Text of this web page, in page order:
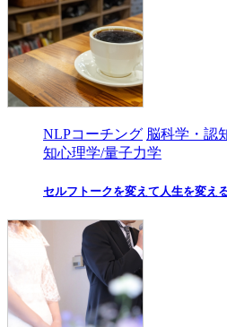
NLPコーチング 脳科学・認
知心理学/量子力学
セルフトークを変えて人生を変え